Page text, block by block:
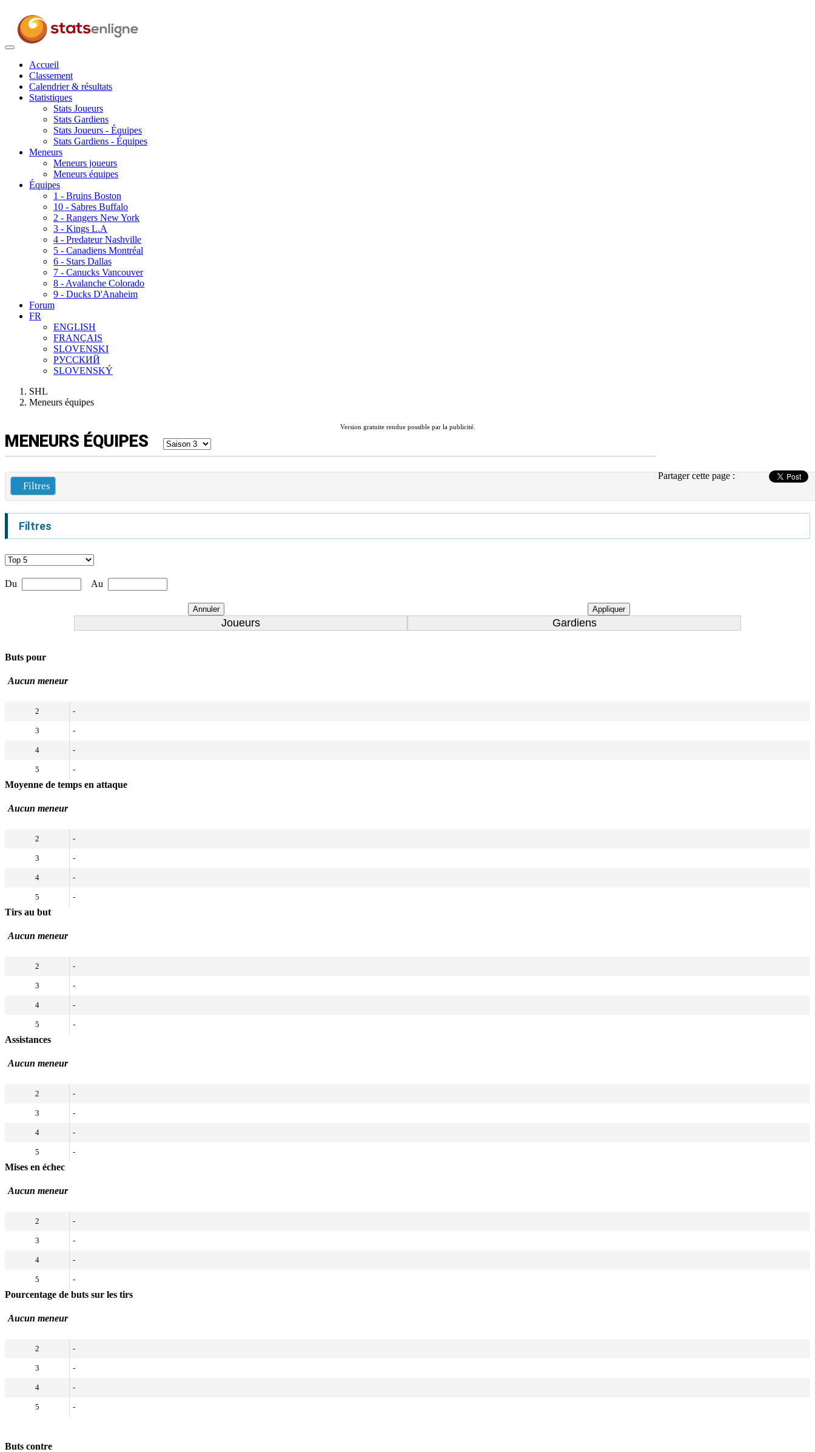
Toggle
navigationAccueil
Classement
Calendrier & résultats
Statistiques
Stats Joueurs
Stats Gardiens
Stats Joueurs - Équipes
Stats Gardiens - Équipes
Meneurs
Meneurs joueurs
Meneurs équipes
Équipes
1 - Bruins Boston
10 - Sabres Buffalo
2 - Rangers New York
3 - Kings L.A
4 - Predateur Nashville
5 - Canadiens Montréal
6 - Stars Dallas
7 - Canucks Vancouver
8 - Avalanche Colorado
9 - Ducks D'Anaheim
Forum
FR
ENGLISH
FRANÇAIS
SLOVENSKI
РУССКИЙ
SLOVENSKÝ
SHL
Meneurs équipes
Version gratuite rendue possible par la publicité.
MENEURS ÉQUIPES
Partager cette page :
Filtres
Filtres
Du Au
Annuler Appliquer
Joueurs Gardiens
Buts pour
Aucun meneur
2 -
3 -
4 -
5 -
Moyenne de temps en attaque
Aucun meneur
2 -
3 -
4 -
5 -
Tirs au but
Aucun meneur
2 -
3 -
4 -
5 -
Assistances
Aucun meneur
2 -
3 -
4 -
5 -
Mises en échec
Aucun meneur
2 -
3 -
4 -
5 -
Pourcentage de buts sur les tirs
Aucun meneur
2 -
3 -
4 -
5 -
Buts contre